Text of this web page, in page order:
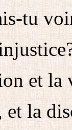
tu
et la
la